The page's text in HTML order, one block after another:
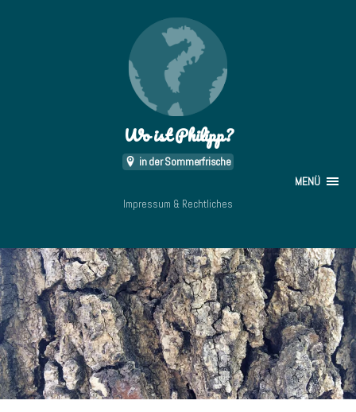
Wo ist Philipp?
in der Sommerfrische
MENÜ
Impressum & Rechtliches